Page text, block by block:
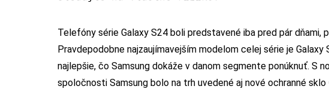
Telefóny série Galaxy S24 boli predstavené iba pred pár
Pravdepodobne najzaujímavejším modelom celej série je
najlepšie, čo Samsung dokáže v danom segmente ponúknuť. S
spoločnosti Samsung bolo na trh uvedené aj nové ochranné sklo